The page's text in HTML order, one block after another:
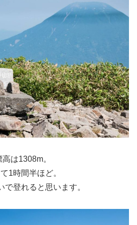
は1308m。
1時間半ほど。
登れると思います。